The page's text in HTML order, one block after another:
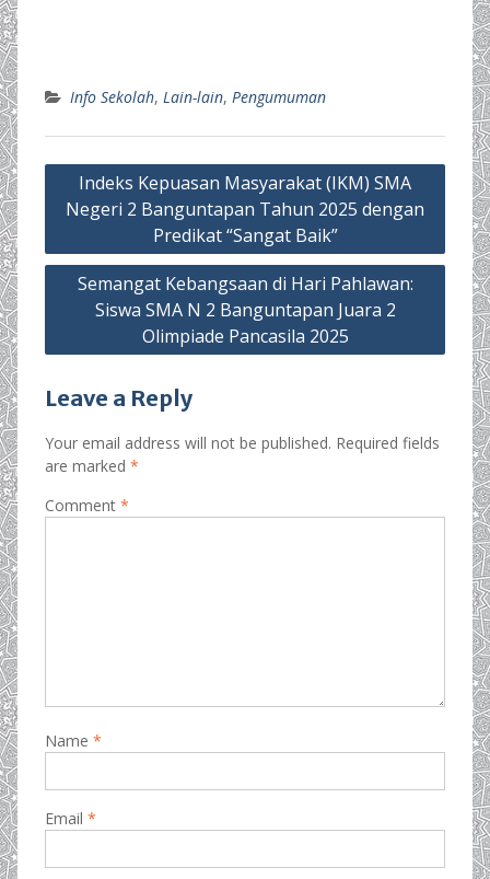
Info Sekolah, Lain-lain, Pengumuman
Post
navigation
Indeks Kepuasan Masyarakat (IKM) SMA
Negeri 2 Banguntapan Tahun 2025 dengan
Predikat “Sangat Baik”
Semangat Kebangsaan di Hari Pahlawan:
Siswa SMA N 2 Banguntapan Juara 2
Olimpiade Pancasila 2025
Leave a Reply
Your email address will not be published. Required fields
are marked *
Comment *
Name *
Email *